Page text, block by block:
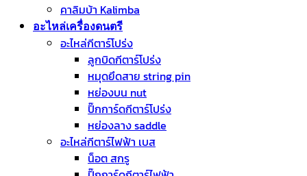
คาลิมบ้า Kalimba
อะไหล่เครื่องดนตรี
อะไหล่กีตาร์โปร่ง
ลูกบิดกีตาร์โปร่ง
หมุดยึดสาย string pin
หย่องบน nut
ปิ๊กการ์ดกีตาร์โปร่ง
หย่องลาง saddle
อะไหล่กีตาร์ไฟฟ้า เบส
น็อต สกรู